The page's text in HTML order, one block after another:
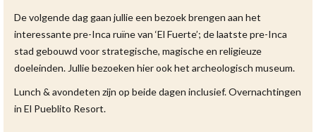
De volgende dag gaan jullie een bezoek brengen aan het
interessante pre-Inca ruïne van ‘El Fuerte’; de laatste pre-Inca
stad gebouwd voor strategische, magische en religieuze
doeleinden. Jullie bezoeken hier ook het archeologisch museum.
Lunch & avondeten zijn op beide dagen inclusief. Overnachtingen
in El Pueblito Resort.